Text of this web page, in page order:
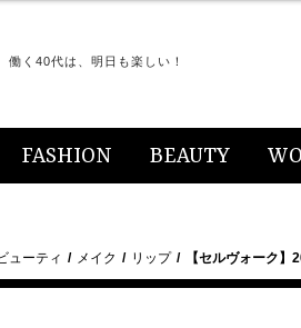
働く40代は、明日も楽しい！
FASHION BEAUTY
ューティ メイク リップ 【セルヴォーク】